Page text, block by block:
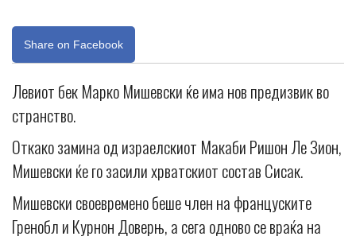
Share on Facebook
Левиот бек Марко Мишевски ќе има нов предизвик во
странство.
Откако замина од израелскиот Макаби Ришон Ле Зион,
Мишевски ќе го засили хрватскиот состав Сисак.
Мишевски своевремено беше член на француските
Гренобл и Курнон Доверњ, а сега одново се враќа на